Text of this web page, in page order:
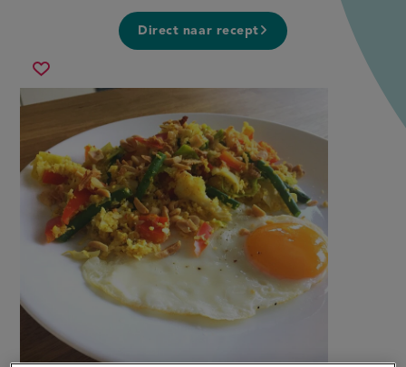
Direct naar recept
Sla
recept
bloemkoolrijst
goreng